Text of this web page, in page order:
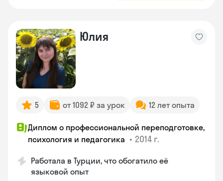
Юлия
5 от 1092 ₽ за урок 12 лет опыта
Диплом о профессиональной переподготовке,
психология и педагогика • 2014 г.
Работала в Турции, что обогатило её
языковой опыт